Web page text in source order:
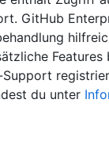
GitHub
Features
du unter